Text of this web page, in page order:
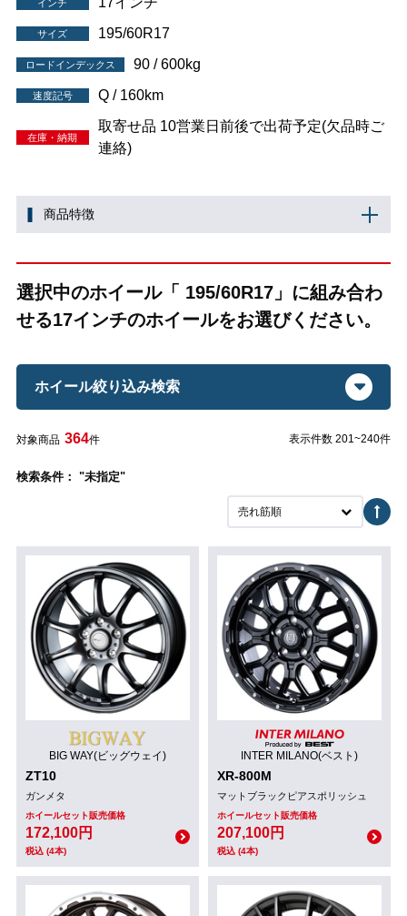
インチ
サイズ 195/60R17
ロードインデックス 90 / 600kg
速度記号 Q / 160km
在庫・納期
取寄せ品 10営業日前後で出荷予定(欠品時ご
連絡)
商品特徴
選択中のホイール「 195/60R17」に組み合わ
せる17インチのホイールをお選びください。
ホイール絞り込み検索
対象商品 364件 表示件数 201~240件
検索条件： "未指定"
売れ筋順
BIG WAY(ビッグウェイ)
ZT10
ガンメタ
ホイールセット販売価格
172,100円
税込 (4本)
INTER MILANO(ベスト)
XR-800M
マットブラックピアスポリッシュ
ホイールセット販売価格
207,100円
税込 (4本)